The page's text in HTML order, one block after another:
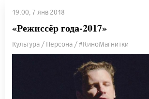
19:00, 7 янв 2018
«Режиссёр года-2017»
Культура / Персона / #КиноМагнитки